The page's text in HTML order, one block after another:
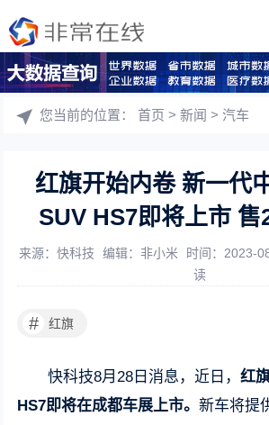
您当前的位置：首页 >新闻 >汽车
红旗开始内卷 新一代
SUV HS7即将上市 售
来源：快科技 编辑：非小米 时间：2023-
读
# 红旗
快科技8月28日消息，近日，红
HS7即将在成都车展上市。新车将提